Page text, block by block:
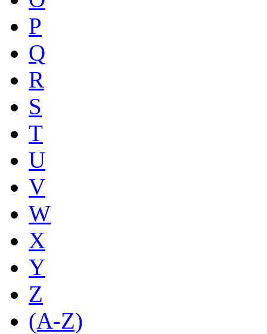
P
Q
R
S
T
U
V
W
X
Y
Z
(A-Z)